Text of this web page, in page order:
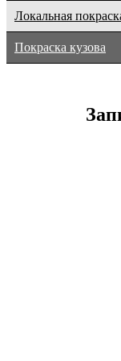
Локальная
Покраска кузова